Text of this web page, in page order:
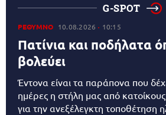
G-SPOT
ΡΕΘΥΜΝΟ 10.08.2026 10:15
Πατίνια και ποδήλατα
βολεύει
Έντονα είναι τα παράπονα που
ημέρες η στήλη μας από
για την ανεξέλεγκτη τοποθέτηση